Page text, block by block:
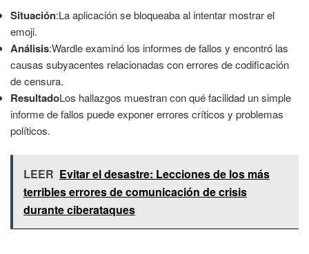
Situación:La aplicación se bloqueaba al intentar mostrar el
emoji.
Análisis:Wardle examinó los informes de fallos y encontró las
causas subyacentes relacionadas con errores de codificación
de censura.
ResultadoLos hallazgos muestran con qué facilidad un simple
informe de fallos puede exponer errores críticos y problemas
políticos.
LEER Evitar el desastre: Lecciones de los más
terribles errores de comunicación de crisis
durante ciberataques